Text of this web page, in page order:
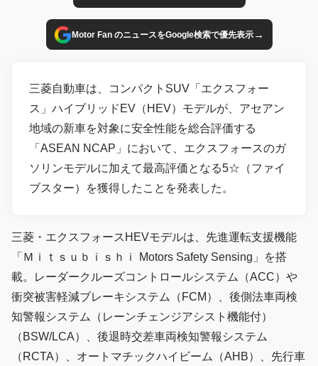
Motor Fan のニュースをGoogle検索で優先表示→
三菱自動車は、コンパクトSUV「エクスフォー
ス」ハイブリッドEV（HEV）モデルが、アセアン
地域の新車を対象に安全性能を総合評価する
「ASEAN NCAP」において、エクスフォースのガ
ソリンモデルに加えて最高評価となる5☆（ファイ
ブスター）を獲得したことを発表した。
三菱・エクスフォースHEVモデルは、先進運転支援機能
「Ｍｉｔｓｕｂｉｓｈｉ Motors Safety Sensing」を搭
載。レーダークルーズコントロールシステム（ACC）や
衝突被害軽減ブレーキシステム（FCM）、後側法車両検
知警報システム（レーンチェンジアシスト機能付）
（BSW/LCA）、後退時交差車両検知警報システム
（RCTA）、オートマチックハイビーム（AHB）、先行車